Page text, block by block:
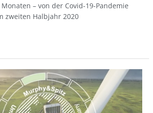
– von der Covid-19-Pandemie
zweiten Halbjahr 2020